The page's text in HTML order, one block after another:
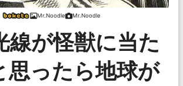
Mr.Noodle Mr.Noodle
線が怪獣に当た
思ったら地球が